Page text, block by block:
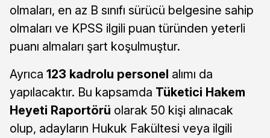
olmaları, en az B sınıfı sürücü belgesine sahip
olmaları ve KPSS ilgili puan türünden yeterli
puanı almaları şart koşulmuştur.
Ayrıca 123 kadrolu personel alımı da
yapılacaktır. Bu kapsamda Tüketici Hakem
Heyeti Raportörü olarak 50 kişi alınacak
olup, adayların Hukuk Fakültesi veya ilgili